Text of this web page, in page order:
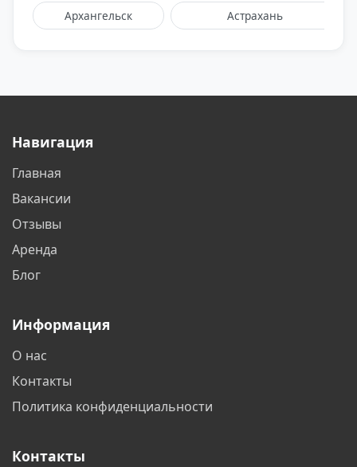
Архангельск Астрахань
Бийск
Великий Новгород
Волгоград
Гатчина
Навигация
Главная
Вакансии
Отзывы
Аренда
Блог
Информация
О нас
Контакты
Политика конфиденциальности
Контакты